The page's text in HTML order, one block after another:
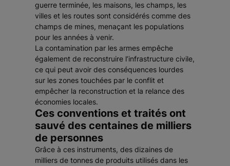
guerre terminée, les maisons, les champs, les
villes et les routes sont considérés comme des
champs de mines, menaçant les populations
pour les années à venir.
La contamination par les armes empêche
également de reconstruire l’infrastructure civile,
ce qui peut avoir des conséquences lourdes
sur les zones touchées par le conflit et
empêcher la reconstruction et la relance des
économies locales.
Ces conventions et traités ont
sauvé des centaines de milliers
de personnes
Grâce à ces instruments, des dizaines de
milliers de tonnes de produits utilisés dans les